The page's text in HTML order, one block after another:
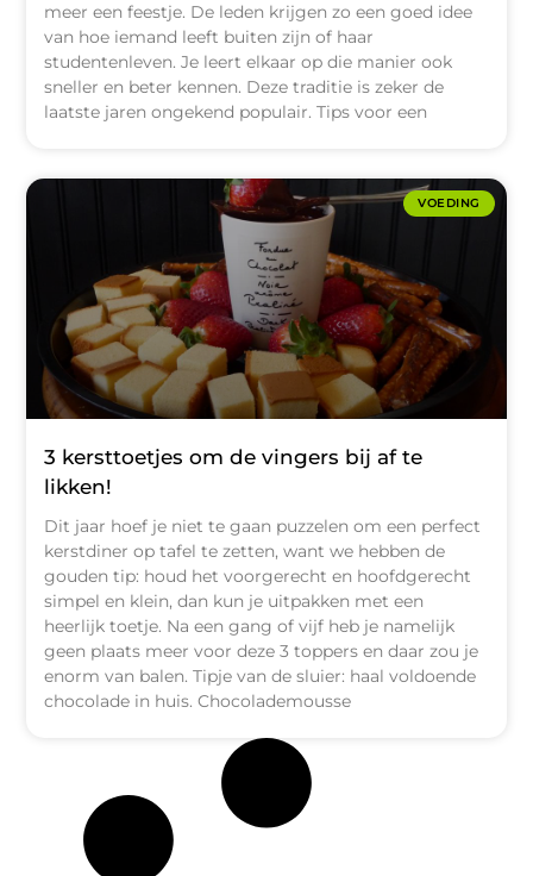
meer een feestje. De leden krijgen zo een goed idee
van hoe iemand leeft buiten zijn of haar
studentenleven. Je leert elkaar op die manier ook
sneller en beter kennen. Deze traditie is zeker de
laatste jaren ongekend populair. Tips voor een
VOEDING
3 kersttoetjes om de vingers bij af te
likken!
Dit jaar hoef je niet te gaan puzzelen om een perfect
kerstdiner op tafel te zetten, want we hebben de
gouden tip: houd het voorgerecht en hoofdgerecht
simpel en klein, dan kun je uitpakken met een
heerlijk toetje. Na een gang of vijf heb je namelijk
geen plaats meer voor deze 3 toppers en daar zou je
enorm van balen. Tipje van de sluier: haal voldoende
chocolade in huis. Chocolademousse